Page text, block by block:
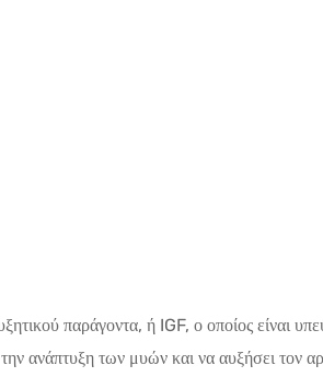
παράγοντα, ή IGF, ο οποίος είναι
ανάπτυξη των μυών και να αυξήσει τον